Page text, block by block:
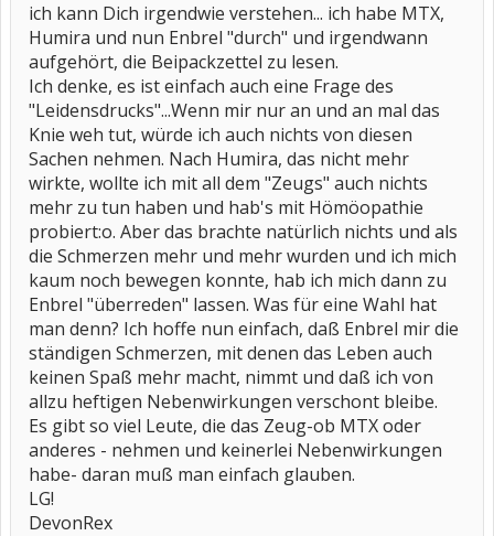
ich kann Dich irgendwie verstehen... ich habe MTX,
Humira und nun Enbrel "durch" und irgendwann
aufgehört, die Beipackzettel zu lesen.
Ich denke, es ist einfach auch eine Frage des
"Leidensdrucks"...Wenn mir nur an und an mal das
Knie weh tut, würde ich auch nichts von diesen
Sachen nehmen. Nach Humira, das nicht mehr
wirkte, wollte ich mit all dem "Zeugs" auch nichts
mehr zu tun haben und hab's mit Hömöopathie
probiert:o. Aber das brachte natürlich nichts und als
die Schmerzen mehr und mehr wurden und ich mich
kaum noch bewegen konnte, hab ich mich dann zu
Enbrel "überreden" lassen. Was für eine Wahl hat
man denn? Ich hoffe nun einfach, daß Enbrel mir die
ständigen Schmerzen, mit denen das Leben auch
keinen Spaß mehr macht, nimmt und daß ich von
allzu heftigen Nebenwirkungen verschont bleibe.
Es gibt so viel Leute, die das Zeug-ob MTX oder
anderes - nehmen und keinerlei Nebenwirkungen
habe- daran muß man einfach glauben.
LG!
DevonRex